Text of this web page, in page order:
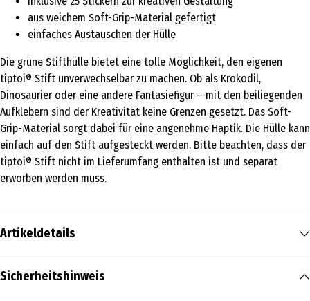
aus weichem Soft-Grip-Material gefertigt
einfaches Austauschen der Hülle
Die grüne Stifthülle bietet eine tolle Möglichkeit, den eigenen
tiptoi® Stift unverwechselbar zu machen. Ob als Krokodil,
Dinosaurier oder eine andere Fantasiefigur – mit den beiliegenden
Aufklebern sind der Kreativität keine Grenzen gesetzt. Das Soft-
Grip-Material sorgt dabei für eine angenehme Haptik. Die Hülle kann
einfach auf den Stift aufgesteckt werden. Bitte beachten, dass der
tiptoi® Stift nicht im Lieferumfang enthalten ist und separat
erworben werden muss.
Artikeldetails
Inhalt
Sicherheitshinweis